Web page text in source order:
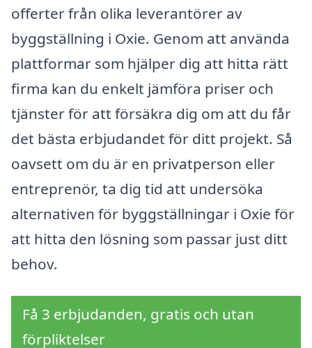
offerter från olika leverantörer av
byggställning i Oxie. Genom att använda
plattformar som hjälper dig att hitta rätt
firma kan du enkelt jämföra priser och
tjänster för att försäkra dig om att du får
det bästa erbjudandet för ditt projekt. Så
oavsett om du är en privatperson eller
entreprenör, ta dig tid att undersöka
alternativen för byggställningar i Oxie för
att hitta den lösning som passar just ditt
behov.
Få 3 erbjudanden, gratis och utan
förpliktelser